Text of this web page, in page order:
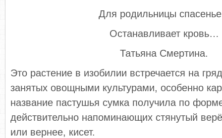
Для родильницы
Останавливает кровь…
Татьяна Смертина.
Это растение в изобилии встречается на
занятых овощными культурами, особенно
название пастушья сумка получила по
действительно напоминающих стянутый
или вернее, кисет.